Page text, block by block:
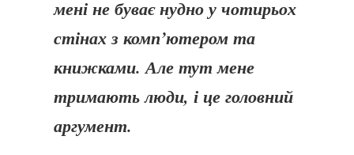
мені не буває нудно у чотирьох
стінах з комп’ютером та
книжками. Але тут мене
тримають люди, і це головний
аргумент.